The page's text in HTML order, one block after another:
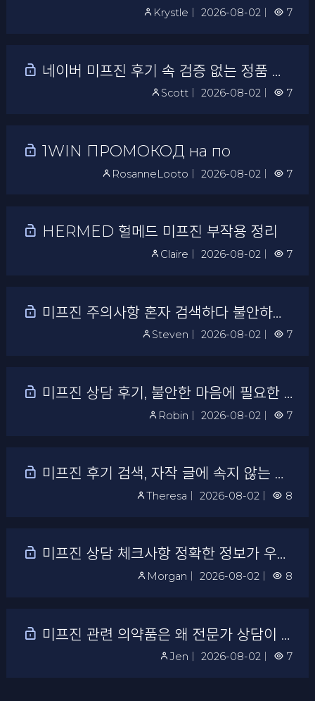
Krystle ｜2026-08-02 7
네이버 미프진 후기 속 검증 없는 정품 주장 주의
Scott ｜2026-08-02 7
1WIN ПРОМОКОД на по
RosanneLooto ｜2026-08-02 7
HERMED 헐메드 미프진 부작용 정리
Claire ｜2026-08-02 7
미프진 주의사항 혼자 검색하다 불안하다면 상담이 필요합니다
Steven ｜2026-08-02 7
미프진 상담 후기, 불안한 마음에 필요한 신뢰
Robin ｜2026-08-02 7
미프진 후기 검색, 자작 글에 속지 않는 방법
Theresa ｜2026-08-02 8
미프진 상담 체크사항 정확한 정보가 우선입니다
Morgan ｜2026-08-02 8
미프진 관련 의약품은 왜 전문가 상담이 중요할까
Jen ｜2026-08-02 7